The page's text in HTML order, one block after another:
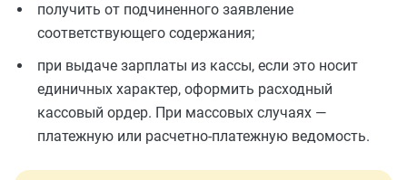
получить от подчиненного заявление
соответствующего содержания;
при выдаче зарплаты из кассы, если это носит
единичных характер, оформить расходный
кассовый ордер. При массовых случаях —
платежную или расчетно-платежную ведомость.